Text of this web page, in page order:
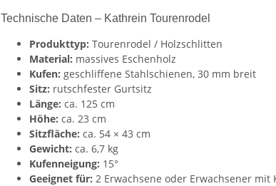
Technische Daten – Kathrein Tourenrodel
Produkttyp: Tourenrodel / Holzschlitten
Material: massives Eschenholz
Kufen: geschliffene Stahlschienen, 30 mm breit
Sitz: rutschfester Gurtsitz
Länge: ca. 125 cm
Höhe: ca. 23 cm
Sitzfläche: ca. 54 × 43 cm
Gewicht: ca. 6,7 kg
Kufenneigung: 15°
Geeignet für: 2 Erwachsene oder Erwachsener mit